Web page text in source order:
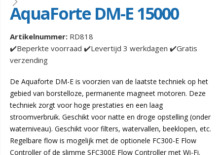
AquaForte DM-E 15000
Artikelnummer: RD818
✔️Beperkte voorraad ✔️Levertijd 3 werkdagen ✔️Gratis
verzending
De Aquaforte DM-E is voorzien van de laatste techniek op het
gebied van borstelloze, permanente magneet motoren. Deze
techniek zorgt voor hoge prestaties en een laag
stroomverbruik. Geschikt voor natte en droge opstelling (onder
waterniveau). Geschikt voor filters, watervallen, beeklopen, etc.
Regelbare flow is mogelijk met de optionele FC300-E Flow
Controller of de slimme SFC300E Flow Controller met Wi-Fi.